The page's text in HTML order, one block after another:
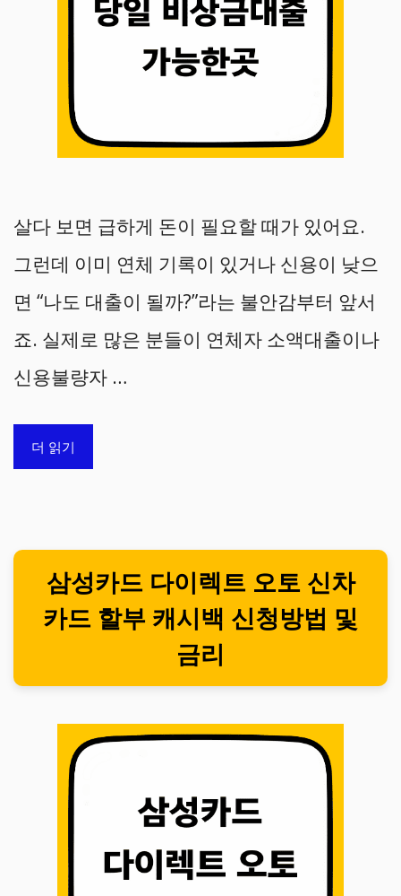
살다 보면 급하게 돈이 필요할 때가 있어요.
그런데 이미 연체 기록이 있거나 신용이 낮으
면 “나도 대출이 될까?”라는 불안감부터 앞서
죠. 실제로 많은 분들이 연체자 소액대출이나
신용불량자 …
더 읽기
삼성카드 다이렉트 오토 신차
카드 할부 캐시백 신청방법 및
금리